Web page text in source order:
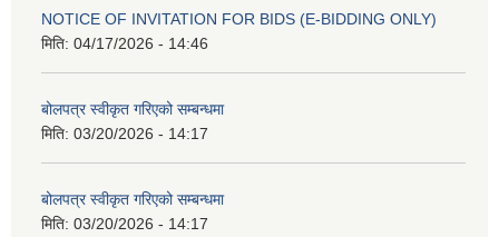
NOTICE OF INVITATION FOR BIDS (E-BIDDING ONLY)
मिति: 04/17/2026 - 14:46
बोलपत्र स्वीकृत गरिएको सम्बन्धमा
मिति: 03/20/2026 - 14:17
बोलपत्र स्वीकृत गरिएको सम्बन्धमा
मिति: 03/20/2026 - 14:17